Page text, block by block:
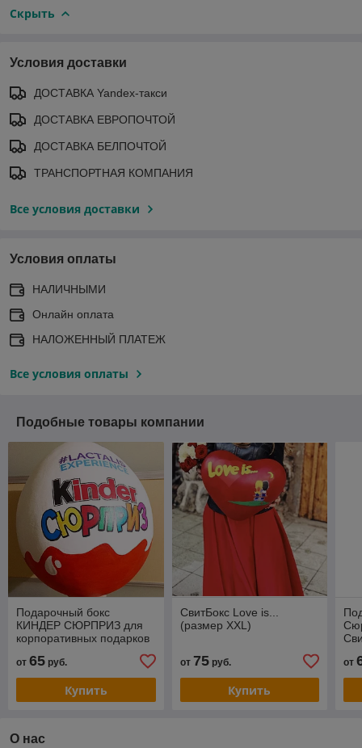
Скрыть
Условия доставки
ДОСТАВКА Yandex-такси
ДОСТАВКА ЕВРОПОЧТОЙ
ДОСТАВКА БЕЛПОЧТОЙ
ТРАНСПОРТНАЯ КОМПАНИЯ
Все условия доставки
Условия оплаты
НАЛИЧНЫМИ
Онлайн оплата
НАЛОЖЕННЫЙ ПЛАТЕЖ
Все условия оплаты
Подобные товары компании
Подарочный бокс
КИНДЕР СЮРПРИЗ для
корпоративных подарков
от 65 руб.
Купить
СвитБокс Love is...
(размер XXL)
от 75руб.
Купить
от
О нас